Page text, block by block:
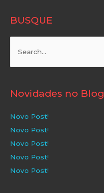
BUSQUE
Pesquisar
por:
Novidades no
Novo Post!
Novo Post!
Novo Post!
Novo Post!
Novo Post!